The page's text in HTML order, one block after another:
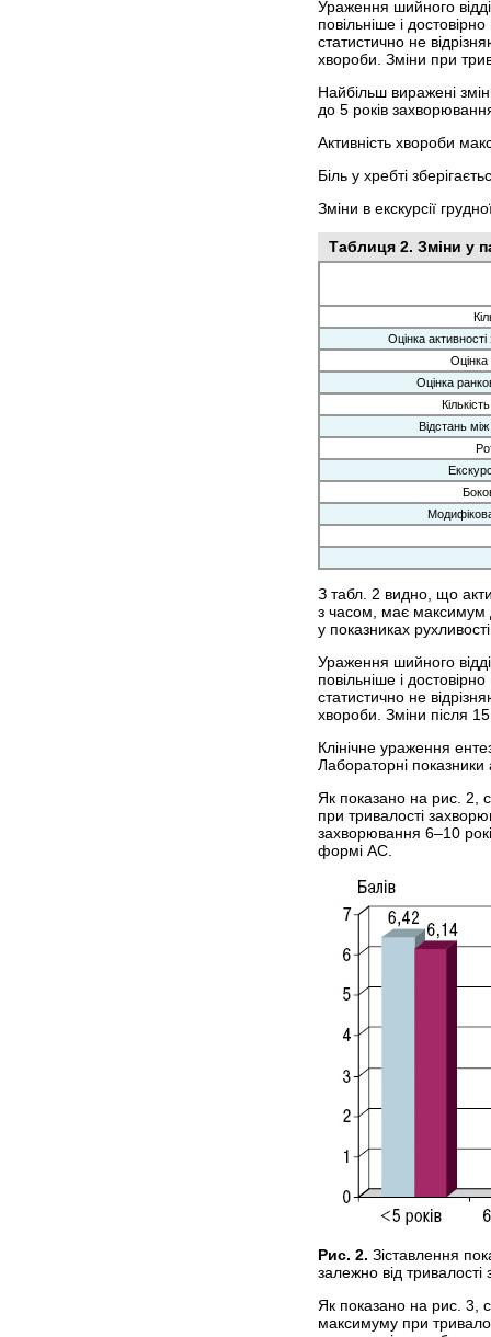
Ураження шийного
повільніше і
статистично не
хвороби. Зміни при
Найбільш виражені
до 5 років
Активність хвороби
Біль у хребті
Зміни в екскурсії
Таблиця 2. Зміни у
Оцінка
Оцінка
Оцінка
Відстань
З табл. 2 видно, що
з часом, має максимум
у показниках
Ураження шийного
повільніше і
статистично не
хвороби. Зміни після
Клінічне ураження
Лабораторні показники
Як показано на рис. 2,
при тривалості
захворювання 6–10
формі АС.
Рис. 2. Зіставлення
залежно від
Як показано на рис. 3,
максимуму при